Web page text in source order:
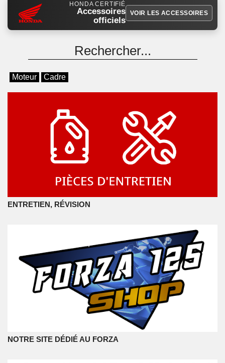
HONDA CERTIFIÉ
Accessoires
officiels
VOIR LES ACCESSOIRES
Moteur Cadre
ENTRETIEN, RÉVISION
NOTRE SITE DÉDIÉ AU FORZA